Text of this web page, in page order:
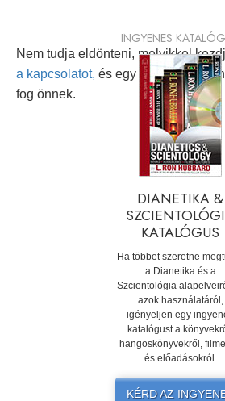
Nem tudja eldönteni, melyikkel
a kapcsolatot, és egy személyes
fog önnek.
INGYENES
DIANETIKA &
KATALÓGUS
Ha többet szeretne
a Dianetika és a
Szcientológia
azok használatáról,
igényeljen egy
katalógust a
hangoskönyvekről,
és előadásokról.
KÉRD AZ